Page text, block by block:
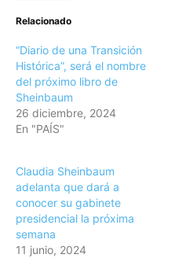
Relacionado
“Diario de una Transición
Histórica”, será el nombre
del próximo libro de
Sheinbaum
26 diciembre, 2024
En "PAÍS"
Claudia Sheinbaum
adelanta que dará a
conocer su gabinete
presidencial la próxima
semana
11 junio, 2024